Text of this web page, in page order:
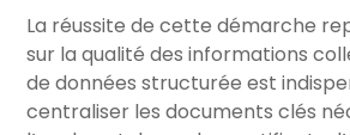
La réussite de cette démarche
sur la qualité des informations
de données structurée est
centraliser les documents clés